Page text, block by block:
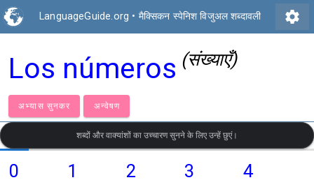
LanguageGuide.org • मैक्सिकन स्पेनिश विजुअल शब्दावली settings
Los números (संख्याएँ)
अभ्यास सुनकर अन्वेषण
शब्दों और वाक्यांशों का उच्चारण सुनने के लिए उन्हें छुएं।
0 1 2 3
4